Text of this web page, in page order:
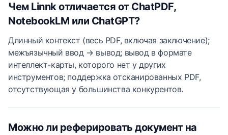
Чем Linnk отличается от ChatPDF,
NotebookLM или ChatGPT?
Длинный контекст (весь PDF, включая заключение);
межъязычный ввод → вывод; вывод в формате
интеллект-карты, которого нет у других
инструментов; поддержка отсканированных PDF,
отсутствующая у большинства конкурентов.
Можно ли реферировать документ на